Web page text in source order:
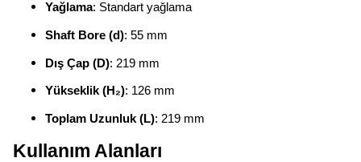
Yağlama: Standart yağlama
Shaft Bore (d): 55 mm
Dış Çap (D): 219 mm
Yükseklik (H₂): 126 mm
Toplam Uzunluk (L): 219 mm
Kullanım Alanları